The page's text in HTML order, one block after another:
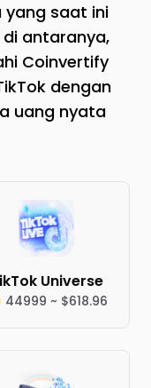
yang saat ini
antaranya,
Coinvertify
dengan
uang nyata
Universe
44999 ~ $618.96